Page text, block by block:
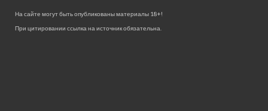
На сайте могут быть опубликованы материалы 18+!
При цитировании ссылка на источник обязательна.